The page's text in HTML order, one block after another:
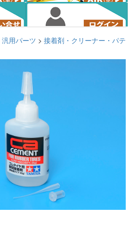
汎用パーツ > 接着剤・クリーナー・パテ